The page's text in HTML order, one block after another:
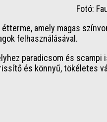
Fotó:
amely magas
felhasználásával.
paradicsom és
és könnyű, tökéletes